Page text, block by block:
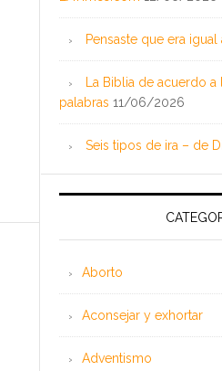
Pensaste que era igual
La Biblia de acuerdo
palabras 11/06/2026
Seis tipos de ira – de
Aborto
Aconsejar y exhortar
Adventismo